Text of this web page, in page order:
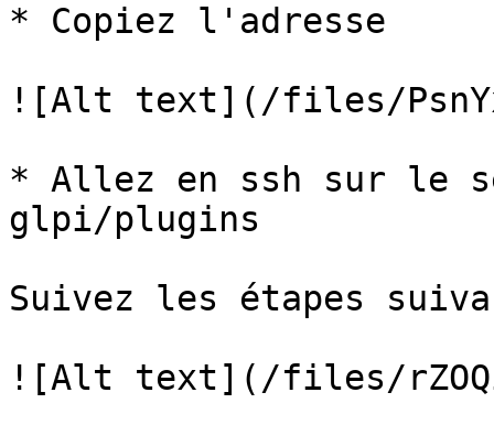
* Copiez l'adresse
![Alt text](/files/
* Allez en ssh sur le
glpi/plugins
Suivez les étapes
![Alt text](/files/